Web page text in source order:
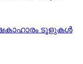
ടൂളുകൾ